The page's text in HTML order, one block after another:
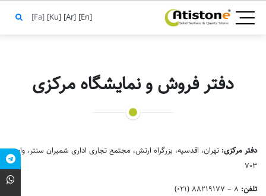
[En]
[Ar]
[Ku]
[Fa]
دفتر فروش و نمایشگاه مرکزی
دفتر مرکزی: تهران، اقدسیه، بزرگراه ارتش، مجتمع تجاری اداری شمیران سنتر، واحد
۷۰۳
تلفن: